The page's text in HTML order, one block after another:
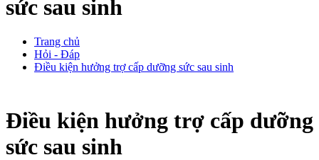
sức sau sinh
Trang chủ
Hỏi - Đáp
Điều kiện hưởng trợ cấp dưỡng sức sau sinh
Điều kiện hưởng trợ cấp dưỡng
sức sau sinh